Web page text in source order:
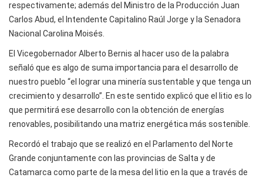
respectivamente; además del Ministro de la Producción Juan
Carlos Abud, el Intendente Capitalino Raúl Jorge y la Senadora
Nacional Carolina Moisés.
El Vicegobernador Alberto Bernis al hacer uso de la palabra
señaló que es algo de suma importancia para el desarrollo de
nuestro pueblo “el lograr una minería sustentable y que tenga un
crecimiento y desarrollo”. En este sentido explicó que el litio es lo
que permitirá ese desarrollo con la obtención de energías
renovables, posibilitando una matriz energética más sostenible.
Recordó el trabajo que se realizó en el Parlamento del Norte
Grande conjuntamente con las provincias de Salta y de
Catamarca como parte de la mesa del litio en la que a través de